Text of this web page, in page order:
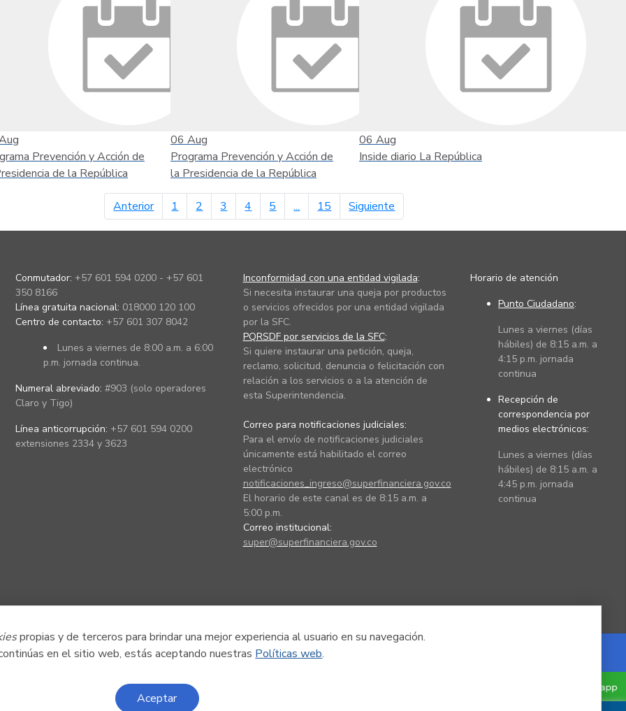
propias y de terceros para brindar una mejor experiencia al usuario en su navegación.
en el sitio web, estás aceptando nuestras Políticas web.
Aceptar
Prevención y Acción de
de la República
06 Aug
Programa Prevención y Acción de
la Presidencia de la República
06 Aug
Inside diario La República
Anteriorpágina anterior
1 2 3 4 5 ... 15 Siguiente
Conmutador: +57 601 594 0200 - +57 601
350 8166
Línea gratuita nacional: 018000 120 100
Centro de contacto: +57 601 307 8042
Lunes a viernes de 8:00 a.m. a 6:00
p.m. jornada continua.
Numeral abreviado: #903 (solo operadores
Claro y Tigo)
Línea anticorrupción: +57 601 594 0200
extensiones 2334 y 3623
Inconformidad con una entidad vigilada:
Si necesita instaurar una queja por productos
o servicios ofrecidos por una entidad vigilada
por la SFC.
PQRSDF por servicios de la SFC:
Si quiere instaurar una petición, queja,
reclamo, solicitud, denuncia o felicitación con
relación a los servicios o a la atención de
esta Superintendencia.
Correo para notificaciones judiciales:
Para el envío de notificaciones judiciales
únicamente está habilitado el correo
electrónico
notificaciones_ingreso@superfinanciera.gov.co
El horario de este canal es de 8:15 a.m. a
5:00 p.m.
Correo institucional:
super@superfinanciera.gov.co
Horario de atención
Punto Ciudadano:
Lunes a viernes (días
hábiles) de 8:15 a.m. a
4:15 p.m. jornada
continua
Recepción de
correspondencia por
medios electrónicos:
Lunes a viernes (días
hábiles) de 8:15 a.m. a
4:45 p.m. jornada
continua
Powered by Nexura